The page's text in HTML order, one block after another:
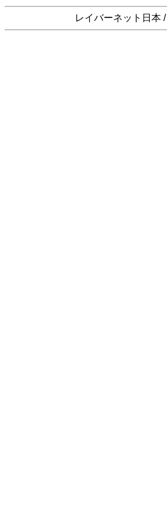
レイバーネット日本 /